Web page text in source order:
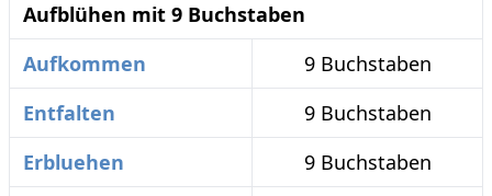
Aufblühen mit 9 Buchstaben
Aufkommen
9 Buchstaben
Entfalten
9 Buchstaben
Erbluehen
9 Buchstaben